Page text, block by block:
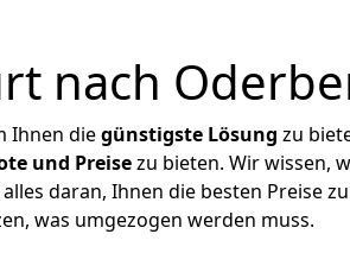
nach
Ihnen diegünstigste Lösung zu
und Preisezu bieten. Wir wissen,
daran, Ihnen die besten Preise
was umgezogen werden muss.